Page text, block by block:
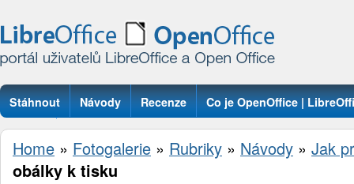
Stáhnout Návody Recenze Co je OpenOffice |
Otázky
Home » Fotogalerie » Rubriky » Návody » Jak
obálky k tisku